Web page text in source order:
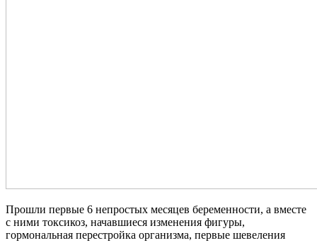
Прошли первые 6 непростых месяцев беременности, а вместе
с ними токсикоз, начавшиеся изменения фигуры,
гормональная перестройка организма, первые шевеления